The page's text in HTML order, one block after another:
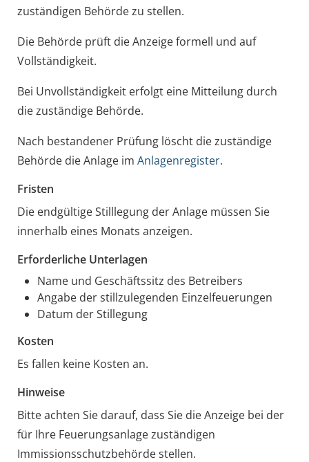
zuständigen Behörde zu stellen.
Die Behörde prüft die Anzeige formell und auf
Vollständigkeit.
Bei Unvollständigkeit erfolgt eine Mitteilung durch
die zuständige Behörde.
Nach bestandener Prüfung löscht die zuständige
Behörde die Anlage im Anlagenregister.
Fristen
Die endgültige Stilllegung der Anlage müssen Sie
innerhalb eines Monats anzeigen.
Erforderliche Unterlagen
Name und Geschäftssitz des Betreibers
Angabe der stillzulegenden Einzelfeuerungen
Datum der Stillegung
Kosten
Es fallen keine Kosten an.
Hinweise
Bitte achten Sie darauf, dass Sie die Anzeige bei der
für Ihre Feuerungsanlage zuständigen
Immissionsschutzbehörde stellen.